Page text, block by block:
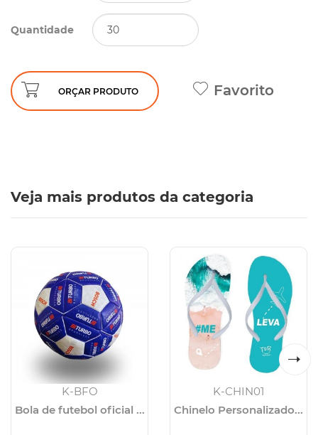
Quantidade
ORÇAR PRODUTO Favorito
Veja mais produtos da categoria
K-BFO
Bola de futebol oficial ...
K-CHIN01
Chinelo Personalizado...